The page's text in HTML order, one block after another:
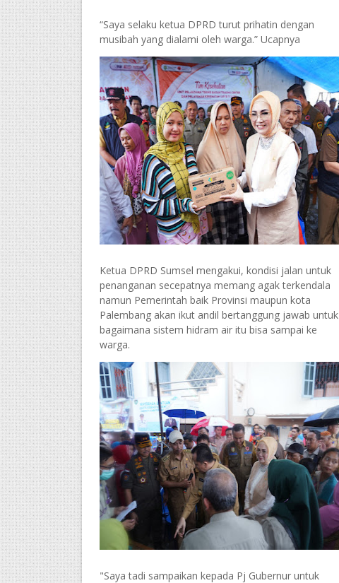
“Saya selaku ketua DPRD turut prihatin dengan
musibah yang dialami oleh warga.” Ucapnya
Ketua DPRD Sumsel mengakui, kondisi jalan untuk
penanganan secepatnya memang agak terkendala
namun Pemerintah baik Provinsi maupun kota
Palembang akan ikut andil bertanggung jawab untuk
bagaimana sistem hidram air itu bisa sampai ke
warga.
"Saya tadi sampaikan kepada Pj Gubernur untuk